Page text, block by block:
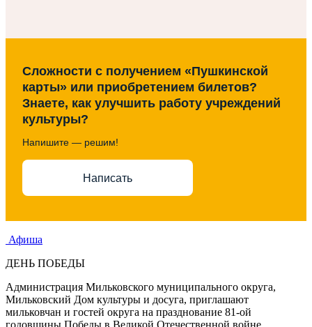
Сложности с получением «Пушкинской
карты» или приобретением билетов?
Знаете, как улучшить работу учреждений
культуры?
Напишите — решим!
Написать
Афиша
ДЕНЬ ПОБЕДЫ
Администрация Мильковского муниципального округа,
Мильковский Дом культуры и досуга, приглашают
мильковчан и гостей округа на празднование 81-ой
годовщины Победы в Великой Отечественной войне